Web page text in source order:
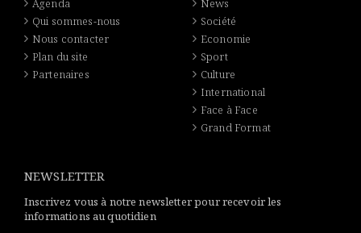
Agenda
Qui sommes-nous
Nous contacter
Plan du site
Partenaires
News
Société
Economie
Sport
Culture
International
Face à Face
Grand Format
NEWSLETTER
Inscrivez vous à notre newsletter pour recevoir les
informations au quotidien